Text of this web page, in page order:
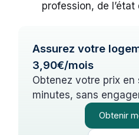
profession, de
Assurez votre
3,90€/mois
Obtenez votre prix en
minutes, sans
Obtenir